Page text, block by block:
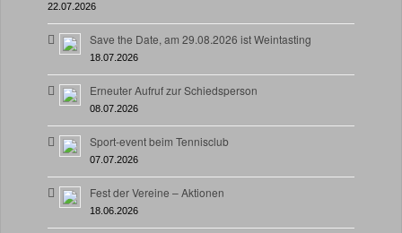
22.07.2026
Save the Date, am 29.08.2026 ist Weintasting
18.07.2026
Erneuter Aufruf zur Schiedsperson
08.07.2026
Sport-event beim Tennisclub
07.07.2026
Fest der Vereine – Aktionen
18.06.2026